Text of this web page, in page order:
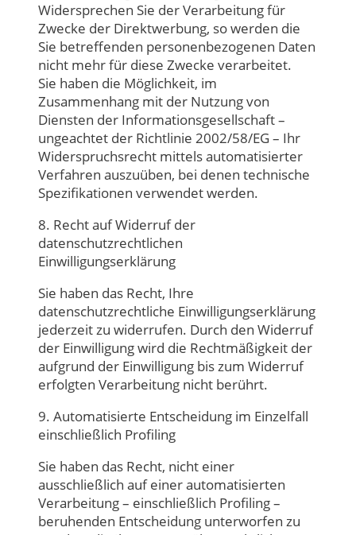
Widersprechen Sie der Verarbeitung für
Zwecke der Direktwerbung, so werden die
Sie betreffenden personenbezogenen Daten
nicht mehr für diese Zwecke verarbeitet.
Sie haben die Möglichkeit, im
Zusammenhang mit der Nutzung von
Diensten der Informationsgesellschaft –
ungeachtet der Richtlinie 2002/58/EG – Ihr
Widerspruchsrecht mittels automatisierter
Verfahren auszuüben, bei denen technische
Spezifikationen verwendet werden.
8. Recht auf Widerruf der
datenschutzrechtlichen
Einwilligungserklärung
Sie haben das Recht, Ihre
datenschutzrechtliche Einwilligungserklärung
jederzeit zu widerrufen. Durch den Widerruf
der Einwilligung wird die Rechtmäßigkeit der
aufgrund der Einwilligung bis zum Widerruf
erfolgten Verarbeitung nicht berührt.
9. Automatisierte Entscheidung im Einzelfall
einschließlich Profiling
Sie haben das Recht, nicht einer
ausschließlich auf einer automatisierten
Verarbeitung – einschließlich Profiling –
beruhenden Entscheidung unterworfen zu